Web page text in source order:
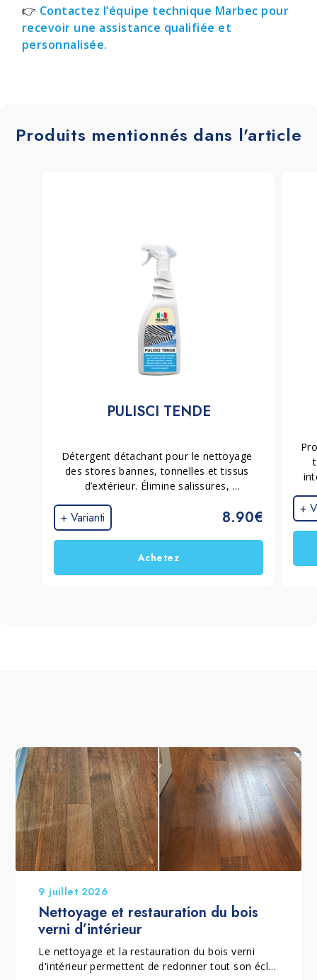
👉 Contactez l’équipe technique Marbec pour
recevoir une assistance qualifiée et
personnalisée.
Produits mentionnés dans l'article
PULISCI TENDE
Détergent détachant pour le nettoyage
des stores bannes, tonnelles et tissus
d’extérieur. Élimine salissures,
fientes, tout en aidant à restaurer la
couleur et l’éclat des tissus. Inodore, éco-
+ Varianti 8.90€
Achetez
+
9 juillet 2026
Nettoyage et restauration du bois
verni d’intérieur
Le nettoyage et la restauration du bois verni
d'intérieur permettent de redonner tout son éclat